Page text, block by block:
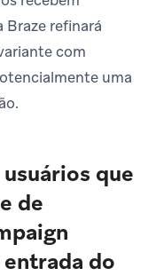
Braze refinará
com
uma
que
de
do